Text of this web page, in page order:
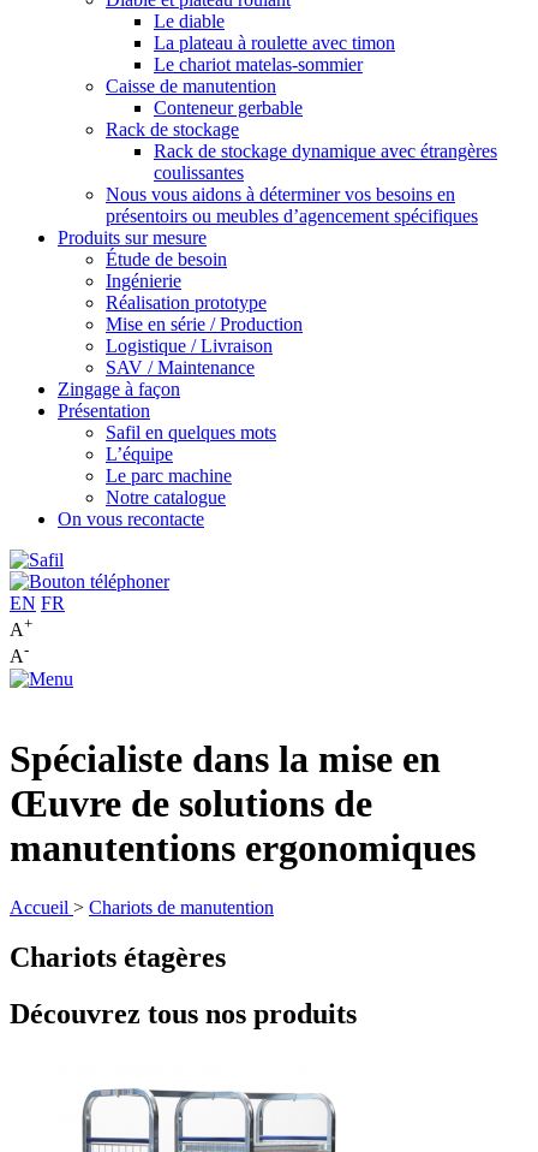
Le diable
La plateau à roulette avec timon
Le chariot matelas-sommier
Caisse de manutention
Conteneur gerbable
Rack de stockage
Rack de stockage dynamique avec étrangères
coulissantes
Nous vous aidons à déterminer vos besoins en
présentoirs ou meubles d’agencement spécifiques
Produits sur mesure
Étude de besoin
Ingénierie
Réalisation prototype
Mise en série / Production
Logistique / Livraison
SAV / Maintenance
Zingage à façon
Présentation
Safil en quelques mots
L’équipe
Le parc machine
Notre catalogue
On vous recontacte
EN FR
A+
A-
Spécialiste dans la mise en
Œuvre de solutions de
manutentions ergonomiques
Accueil > Chariots de manutention
Chariots étagères
Découvrez tous nos produits